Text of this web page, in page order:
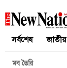
to
সর্বশেষ জাতীয়
মব তৈরি